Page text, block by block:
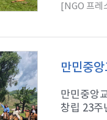
[NGO 프레
만민중
만민중앙
창립 23주